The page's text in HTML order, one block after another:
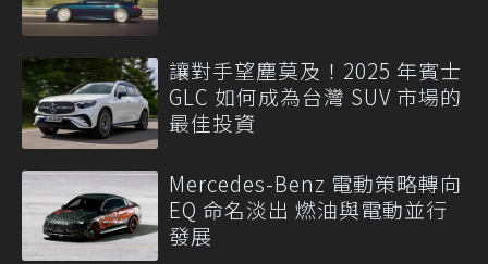
讓對手望塵莫及！2025 年賓士
GLC 如何成為台灣 SUV 市場的
最佳投資
Mercedes-Benz 電動策略轉向
EQ 命名淡出 燃油與電動並行
發展